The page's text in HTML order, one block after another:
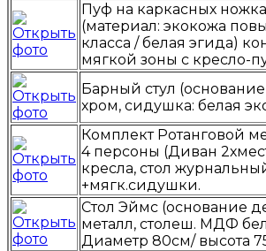
Пуф на каркасных
(материал: экокожа
класса / белая эгида)
мягкой зоны с кресло-
Барный стул
хром, сидушка: белая
Комплект Ротанговой
4 персоны (Диван
кресла, стол
+мягк.сидушки.
Стол Эймс (основание
металл, столеш. МДФ
Диаметр 80см/ высота